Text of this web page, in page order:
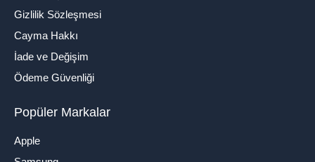
Gizlilik Sözleşmesi
Cayma Hakkı
İade ve Değişim
Ödeme Güvenliği
Popüler Markalar
Apple